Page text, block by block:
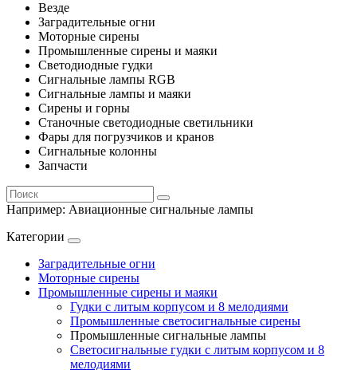
Везде
Заградительные огни
Моторные сирены
Промышленные сирены и маяки
Светодиодные гудки
Сигнальные лампы RGB
Сигнальные лампы и маяки
Сирены и горны
Станочные светодиодные светильники
Фары для погрузчиков и кранов
Сигнальные колонны
Запчасти
Например: Авиационные сигнальные лампы
Категории
Заградительные огни
Моторные сирены
Промышленные сирены и маяки
Гудки с литым корпусом и 8 мелодиями
Промышленные светосигнальные сирены
Промышленные сигнальные лампы
Светосигнальные гудки с литым корпусом и 8
мелодиями